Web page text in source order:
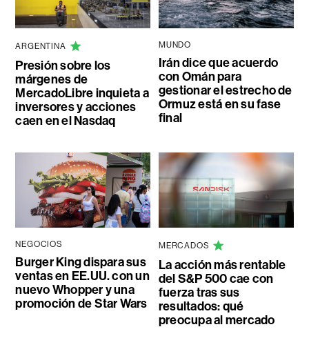
ARGENTINA
Presión sobre los
márgenes de
MercadoLibre inquieta a
inversores y acciones
caen en el Nasdaq
MUNDO
Irán dice que acuerdo
con Omán para
gestionar el estrecho de
Ormuz está en su fase
final
NEGOCIOS
Burger King dispara sus
ventas en EE.UU. con un
nuevo Whopper y una
promoción de Star Wars
MERCADOS
La acción más rentable
del S&P 500 cae con
fuerza tras sus
resultados: qué
preocupa al mercado